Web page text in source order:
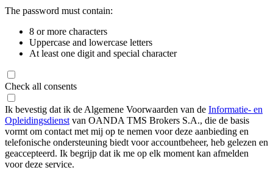
The password must contain:
8 or more characters
Uppercase and lowercase letters
At least one digit and special character
Check all consents
Ik bevestig dat ik de Algemene Voorwaarden van de Informatie- en
Opleidingsdienst van OANDA TMS Brokers S.A., die de basis
vormt om contact met mij op te nemen voor deze aanbieding en
telefonische ondersteuning biedt voor accountbeheer, heb gelezen en
geaccepteerd. Ik begrijp dat ik me op elk moment kan afmelden
voor deze service.